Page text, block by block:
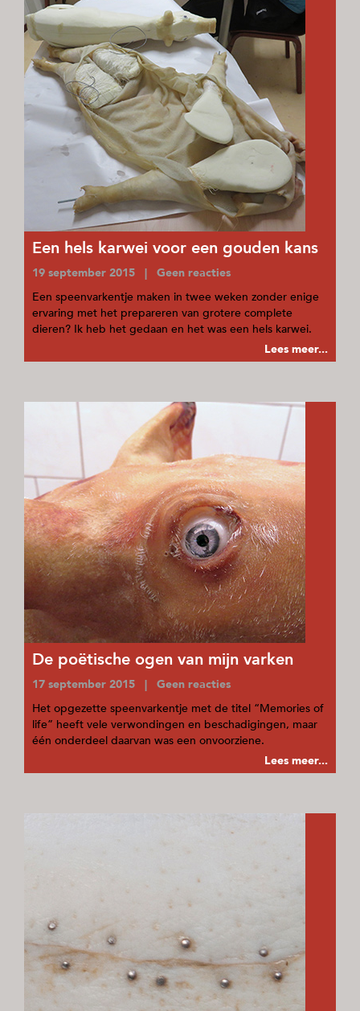
Een hels karwei voor een gouden kans
19 september 2015 | Geen reacties
Een speenvarkentje maken in twee weken zonder enige
ervaring met het prepareren van grotere complete
dieren? Ik heb het gedaan en het was een hels karwei.
Lees meer...
De poëtische ogen van mijn varken
17 september 2015 | Geen reacties
Het opgezette speenvarkentje met de titel “Memories of
life” heeft vele verwondingen en beschadigingen, maar
één onderdeel daarvan was een onvoorziene.
Lees meer...